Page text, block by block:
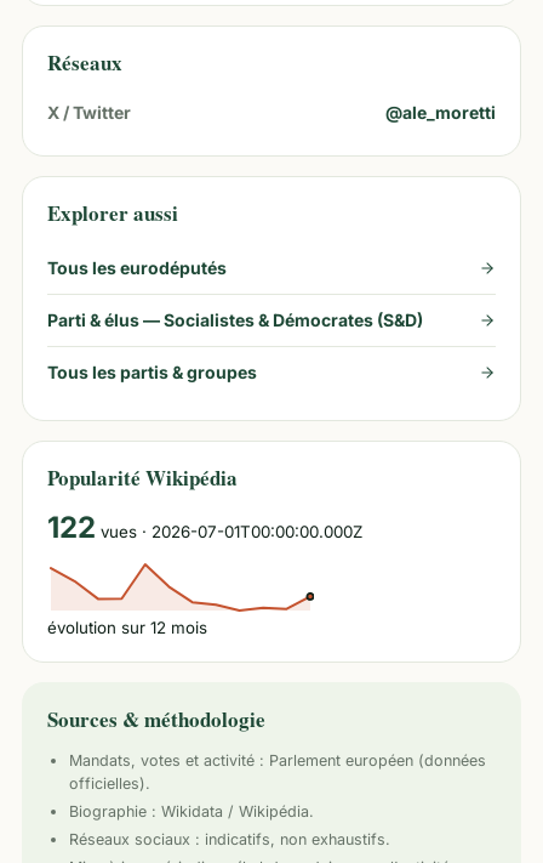
Réseaux
X / Twitter @ale_moretti
Explorer aussi
Tous les eurodéputés
Parti & élus —Socialistes & Démocrates (S&D)
Tous les partis & groupes
Popularité Wikipédia
122 vues · 2026-07-01T00:00:00.000Z
évolution sur 12 mois
Sources & méthodologie
Mandats, votes et activité : Parlement européen (données
officielles).
Biographie : Wikidata / Wikipédia.
Réseaux sociaux : indicatifs, non exhaustifs.